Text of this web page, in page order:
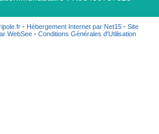
- Hébergement Internet par Net15- Site
WebSee- Conditions Générales d'Utilisation